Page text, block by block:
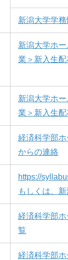
新潟大学学
新潟大学ホ
業＞新入生
新潟大学ホ
業＞新入生
経済科学部
からの連絡
https://
もしくは、
経済科学部
覧
経済科学部